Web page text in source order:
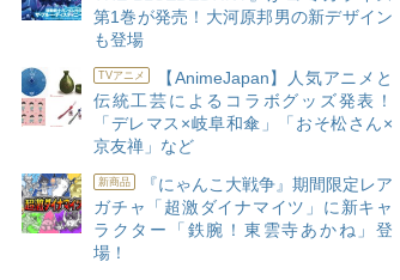
第1巻が発売！大河原邦男の新デザイン
も登場
TVアニメ
【AnimeJapan】人気アニメと
伝統工芸によるコラボグッズ発表！
「デレマス×岐阜和傘」「おそ松さん×
京友禅」など
新商品
『にゃんこ大戦争』期間限定レア
ガチャ「超激ダイナマイツ」に新キャ
ラクター「鉄腕！東雲寺あかね」登
場！